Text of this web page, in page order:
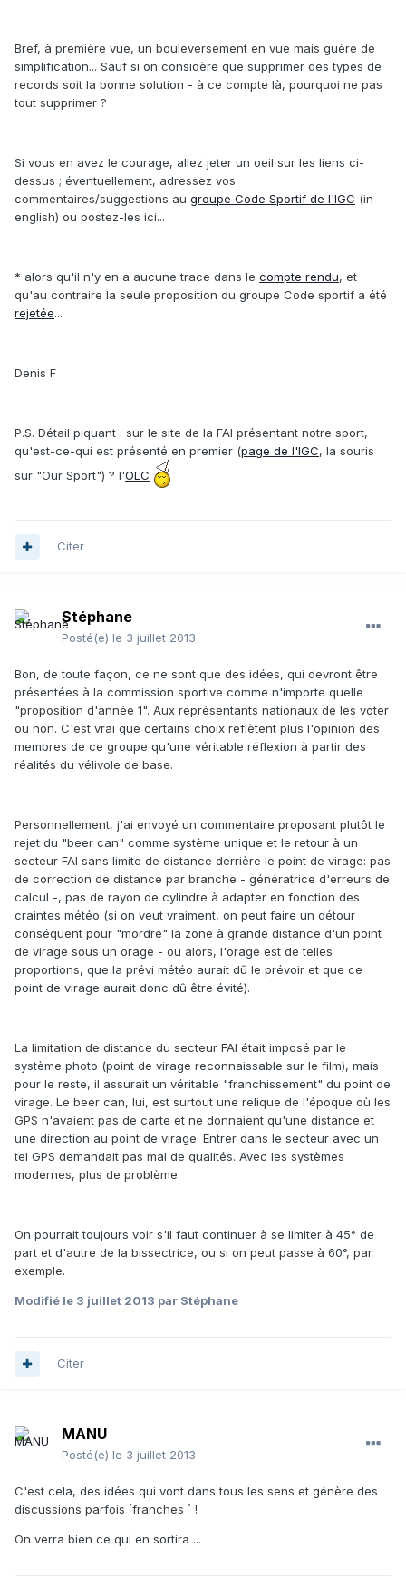
Bref, à première vue, un bouleversement en vue mais guère de
simplification... Sauf si on considère que supprimer des types de
records soit la bonne solution - à ce compte là, pourquoi ne pas
tout supprimer ?
Si vous en avez le courage, allez jeter un oeil sur les liens ci-
dessus ; éventuellement, adressez vos
commentaires/suggestions au groupe Code Sportif de l'IGC (in
english) ou postez-les ici...
* alors qu'il n'y en a aucune trace dans le compte rendu, et
qu'au contraire la seule proposition du groupe Code sportif a été
rejetée...
Denis F
P.S. Détail piquant : sur le site de la FAI présentant notre sport,
qu'est-ce-qui est présenté en premier (page de l'IGC, la souris
sur "Our Sport") ? l'OLC
Citer
Stéphane
Posté(e) le 3 juillet 2013
Bon, de toute façon, ce ne sont que des idées, qui devront être
présentées à la commission sportive comme n'importe quelle
"proposition d'année 1". Aux représentants nationaux de les voter
ou non. C'est vrai que certains choix reflètent plus l'opinion des
membres de ce groupe qu'une véritable réflexion à partir des
réalités du vélivole de base.
Personnellement, j'ai envoyé un commentaire proposant plutôt le
rejet du "beer can" comme système unique et le retour à un
secteur FAI sans limite de distance derrière le point de virage: pas
de correction de distance par branche - génératrice d'erreurs de
calcul -, pas de rayon de cylindre à adapter en fonction des
craintes météo (si on veut vraiment, on peut faire un détour
conséquent pour "mordre" la zone à grande distance d'un point
de virage sous un orage - ou alors, l'orage est de telles
proportions, que la prévi météo aurait dû le prévoir et que ce
point de virage aurait donc dû être évité).
La limitation de distance du secteur FAI était imposé par le
système photo (point de virage reconnaissable sur le film), mais
pour le reste, il assurait un véritable "franchissement" du point de
virage. Le beer can, lui, est surtout une relique de l'époque où les
GPS n'avaient pas de carte et ne donnaient qu'une distance et
une direction au point de virage. Entrer dans le secteur avec un
tel GPS demandait pas mal de qualités. Avec les systèmes
modernes, plus de problème.
On pourrait toujours voir s'il faut continuer à se limiter à 45° de
part et d'autre de la bissectrice, ou si on peut passe à 60°, par
exemple.
Modifié le 3 juillet 2013 par Stéphane
Citer
MANU
Posté(e) le 3 juillet 2013
C'est cela, des idées qui vont dans tous les sens et génère des
discussions parfois ´franches ´ !
On verra bien ce qui en sortira ...